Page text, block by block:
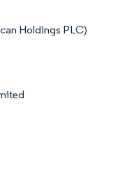
Holdings PLC)